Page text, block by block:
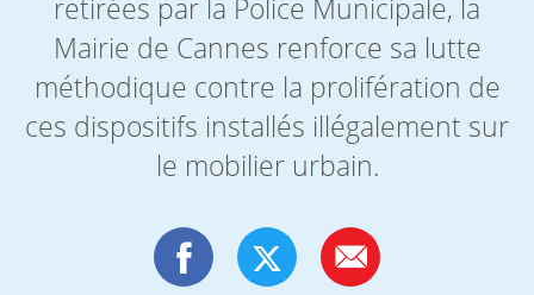
retirées par la Police Municipale, la
Mairie de Cannes renforce sa lutte
méthodique contre la prolifération de
ces dispositifs installés illégalement sur
le mobilier urbain.